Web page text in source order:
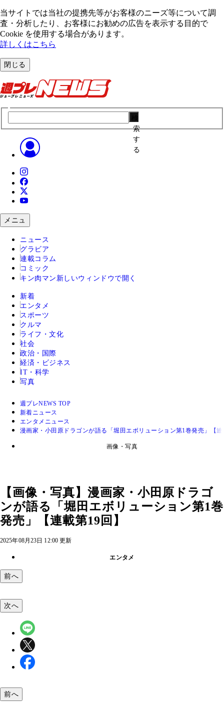
当サイトでは当社の提携先等がお客様のニーズ等について調
査・分析したり、お客様にお勧めの広告を表⽰する⽬的で
Cookie を使⽤する場合があります。
詳しくはこちら
閉じる
索
す
る
メニュ
ニュース
グラビア
連載コラム
コミック
キン肉マン 新しいウィンドウで開く
新着
エンタメ
スポーツ
クルマ
ライフ・文化
社会
政治・国際
経済・ビジネス
IT・科学
写真
週プレNEWS TOP
新着ニュース
エンタメニュース
漫画家・小田原ドラゴンが語る「堀田エボリューション第1巻発売」【
画像・写真
【画像・写真】漫画家・小田原ドラゴ
ンが語る「堀田エボリューション第1巻
発売」【連載第19回】
2025年08月23日 12:00 更新
エンタメ
前へ
次へ
前へ